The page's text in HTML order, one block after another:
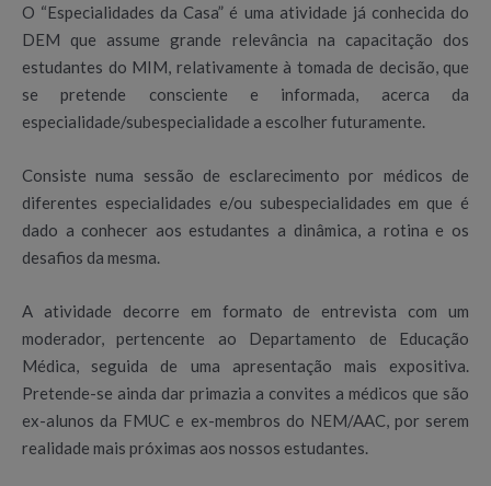
O “Especialidades da Casa” é uma atividade já conhecida do
DEM que assume grande relevância na capacitação dos
estudantes do MIM, relativamente à tomada de decisão, que
se pretende consciente e informada, acerca da
especialidade/subespecialidade a escolher futuramente.
Consiste numa sessão de esclarecimento por médicos de
diferentes especialidades e/ou subespecialidades em que é
dado a conhecer aos estudantes a dinâmica, a rotina e os
desafios da mesma.
A atividade decorre em formato de entrevista com um
moderador, pertencente ao Departamento de Educação
Médica, seguida de uma apresentação mais expositiva.
Pretende-se ainda dar primazia a convites a médicos que são
ex-alunos da FMUC e ex-membros do NEM/AAC, por serem
realidade mais próximas aos nossos estudantes.